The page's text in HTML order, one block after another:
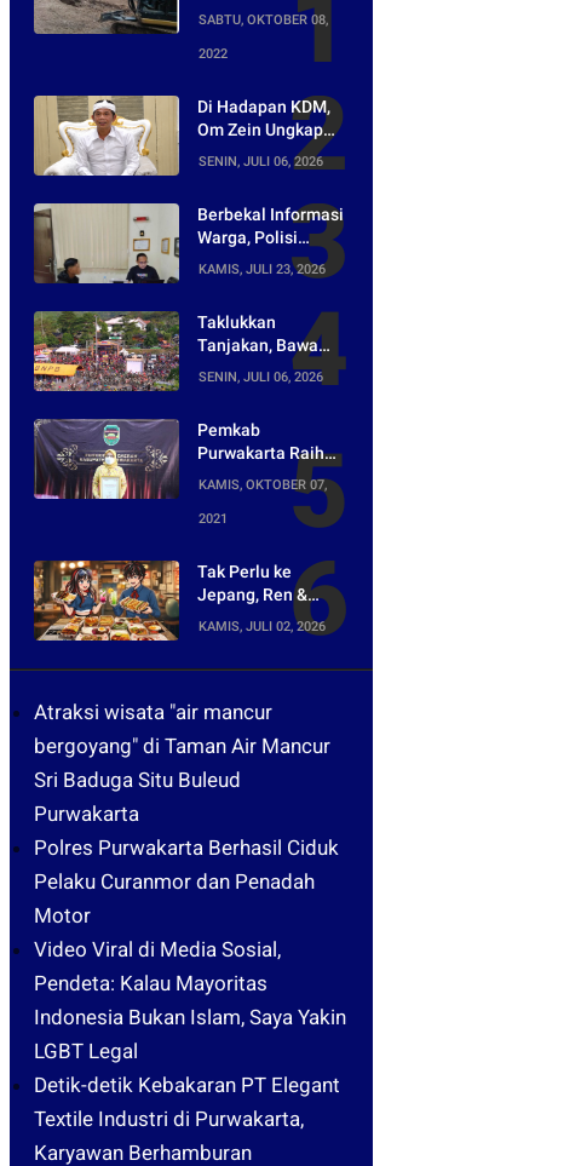
Tangkuban Parahu
Menuju Wisata
SABTU, OKTOBER 08,
2022
Di Hadapan KDM,
Om Zein Ungkap
Asal-usul Lagu
yang Ramai Dikritik
SENIN, JULI 06, 2026
Berbekal Informasi
Warga, Polisi
Bongkar Jaringan
Peredaran Obat
Purwakarta
KAMIS, JULI 23, 2026
Taklukkan
Tanjakan, Bawa
Pulang Mobil!
Napak Wates #5
Purwakarta
SENIN, JULI 06, 2026
Pemkab
Purwakarta Raih
Penghargaan
Media Digital
Terpopuler di Ajang
2021
KAMIS, OKTOBER 07,
2021
Tak Perlu ke
Jepang, Ren &
Reina Hadirkan
KAMIS, JULI 02, 2026
Atraksi wisata "air mancur
bergoyang" di Taman Air Mancur
Sri Baduga Situ Buleud
Purwakarta
Polres Purwakarta Berhasil Ciduk
Pelaku Curanmor dan Penadah
Motor
Video Viral di Media Sosial,
Pendeta: Kalau Mayoritas
Indonesia Bukan Islam, Saya Yakin
LGBT Legal
Detik-detik Kebakaran PT Elegant
Textile Industri di Purwakarta,
Karyawan Berhamburan